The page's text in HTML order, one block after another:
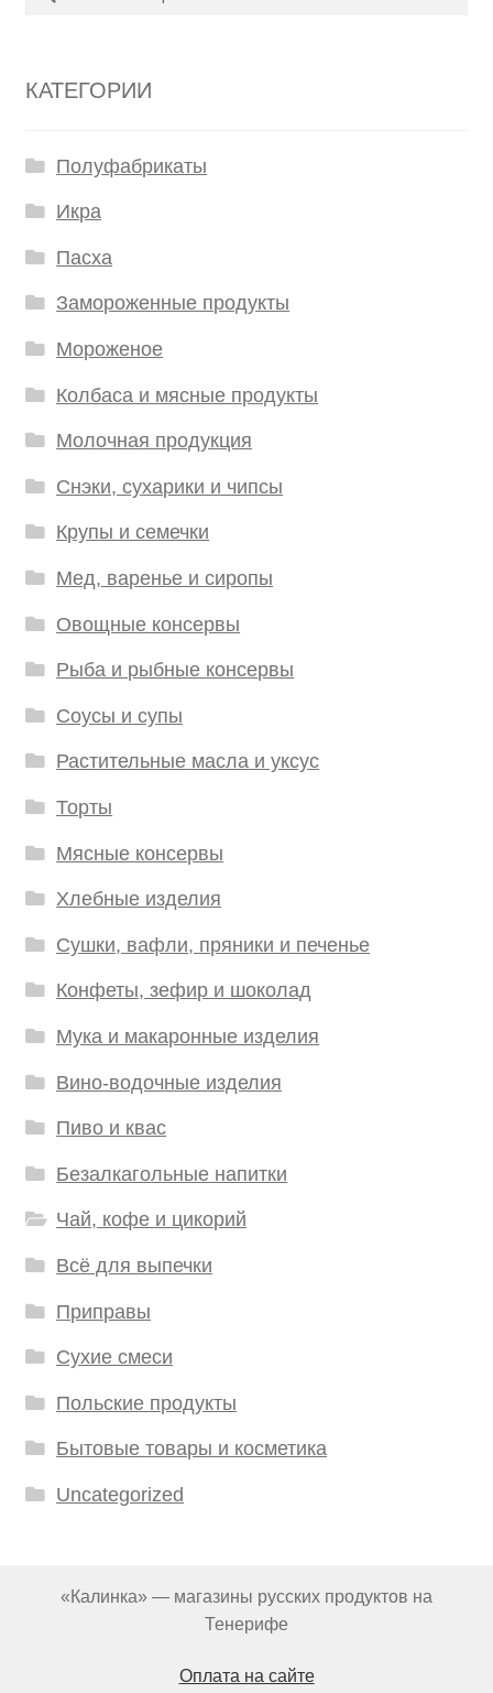
КАТЕГОРИИ
Полуфабрикаты
Икра
Пасха
Замороженные продукты
Мороженое
Колбаса и мясные продукты
Молочная продукция
Снэки, сухарики и чипсы
Крупы и семечки
Мед, варенье и сиропы
Овощные консервы
Рыба и рыбные консервы
Соусы и супы
Растительные масла и уксус
Торты
Мясные консервы
Хлебные изделия
Сушки, вафли, пряники и печенье
Конфеты, зефир и шоколад
Мука и макаронные изделия
Вино-водочные изделия
Пиво и квас
Безалкагольные напитки
Чай, кофе и цикорий
Всё для выпечки
Приправы
Сухие смеси
Польские продукты
Бытовые товары и косметика
Uncategorized
«Калинка» — магазины русских продуктов на
Тенерифе
Оплата на сайте